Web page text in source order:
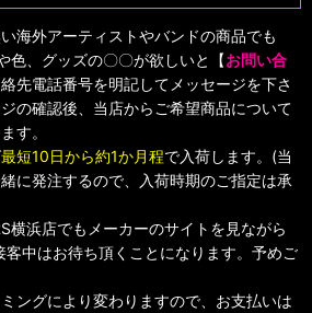
海外アーティストやバンドの商品でも
、グッズの〇〇が欲しいと【お問い合
先電話番号を明記してメッセージを下さ
の確認後、当店からご希望商品について
す。
最短10日から約1か月程で入荷します。(当
に発注するので、入荷時期のご指定は承
横浜店でもメーカーのサイトを見ながら
中はお待ち頂くことになります。予めご
ングにより変わりますので、お支払いは